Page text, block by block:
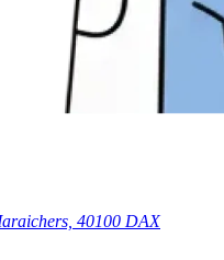
40100 DAX